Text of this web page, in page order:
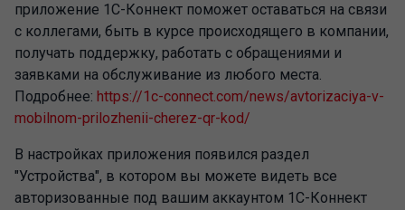
приложение 1С-Коннект поможет оставаться на связи
с коллегами, быть в курсе происходящего в компании,
получать поддержку, работать с обращениями и
заявками на обслуживание из любого места.
Подробнее: https://1c-connect.com/news/avtorizaciya-v-
mobilnom-prilozhenii-cherez-qr-kod/
В настройках приложения появился раздел
"Устройства", в котором вы можете видеть все
авторизованные под вашим аккаунтом 1С-Коннект